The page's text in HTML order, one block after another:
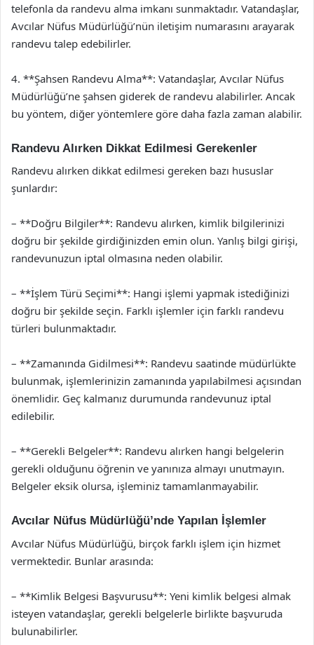
telefonla da randevu alma imkanı sunmaktadır. Vatandaşlar,
Avcılar Nüfus Müdürlüğü’nün iletişim numarasını arayarak
randevu talep edebilirler.
4. **Şahsen Randevu Alma**: Vatandaşlar, Avcılar Nüfus
Müdürlüğü’ne şahsen giderek de randevu alabilirler. Ancak
bu yöntem, diğer yöntemlere göre daha fazla zaman alabilir.
Randevu Alırken Dikkat Edilmesi Gerekenler
Randevu alırken dikkat edilmesi gereken bazı hususlar
şunlardır:
– **Doğru Bilgiler**: Randevu alırken, kimlik bilgilerinizi
doğru bir şekilde girdiğinizden emin olun. Yanlış bilgi girişi,
randevunuzun iptal olmasına neden olabilir.
– **İşlem Türü Seçimi**: Hangi işlemi yapmak istediğinizi
doğru bir şekilde seçin. Farklı işlemler için farklı randevu
türleri bulunmaktadır.
– **Zamanında Gidilmesi**: Randevu saatinde müdürlükte
bulunmak, işlemlerinizin zamanında yapılabilmesi açısından
önemlidir. Geç kalmanız durumunda randevunuz iptal
edilebilir.
– **Gerekli Belgeler**: Randevu alırken hangi belgelerin
gerekli olduğunu öğrenin ve yanınıza almayı unutmayın.
Belgeler eksik olursa, işleminiz tamamlanmayabilir.
Avcılar Nüfus Müdürlüğü’nde Yapılan İşlemler
Avcılar Nüfus Müdürlüğü, birçok farklı işlem için hizmet
vermektedir. Bunlar arasında:
– **Kimlik Belgesi Başvurusu**: Yeni kimlik belgesi almak
isteyen vatandaşlar, gerekli belgelerle birlikte başvuruda
bulunabilirler.